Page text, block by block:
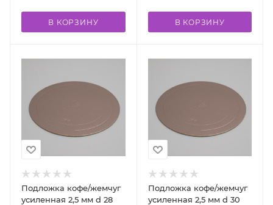
В КОРЗИНУ В КОРЗИНУ
Подложка кофе/жемчуг
усиленная 2,5 мм d 28
Подложка кофе/жемчуг
усиленная 2,5 мм d 30